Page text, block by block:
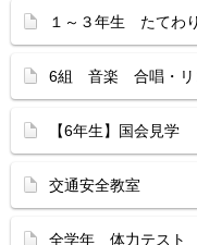
１～３年生 たてわ
6組 音楽 合唱・リ
【6年生】国会見学
交通安全教室
全学年 体力テスト